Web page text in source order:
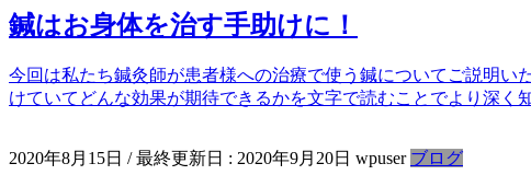
鍼はお身体を治す手助けに！
今回は私たち鍼灸師が患者様への治療で使う鍼についてご説明
けていてどんな効果が期待できるかを文字で読むことでより深く
2020年8月15日 / 最終更新日 : 2020年9月20日 wpuser ブログ